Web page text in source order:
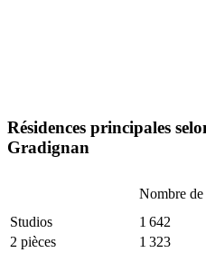
Résidences principales
Gradignan
Nombre
Studios
1 642
2 pièces
1 323